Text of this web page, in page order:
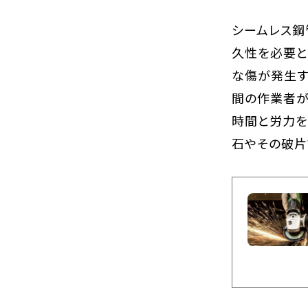
シームレス
久性を必要
な傷が発生す
間の作業者
時間と労力
石やその破片